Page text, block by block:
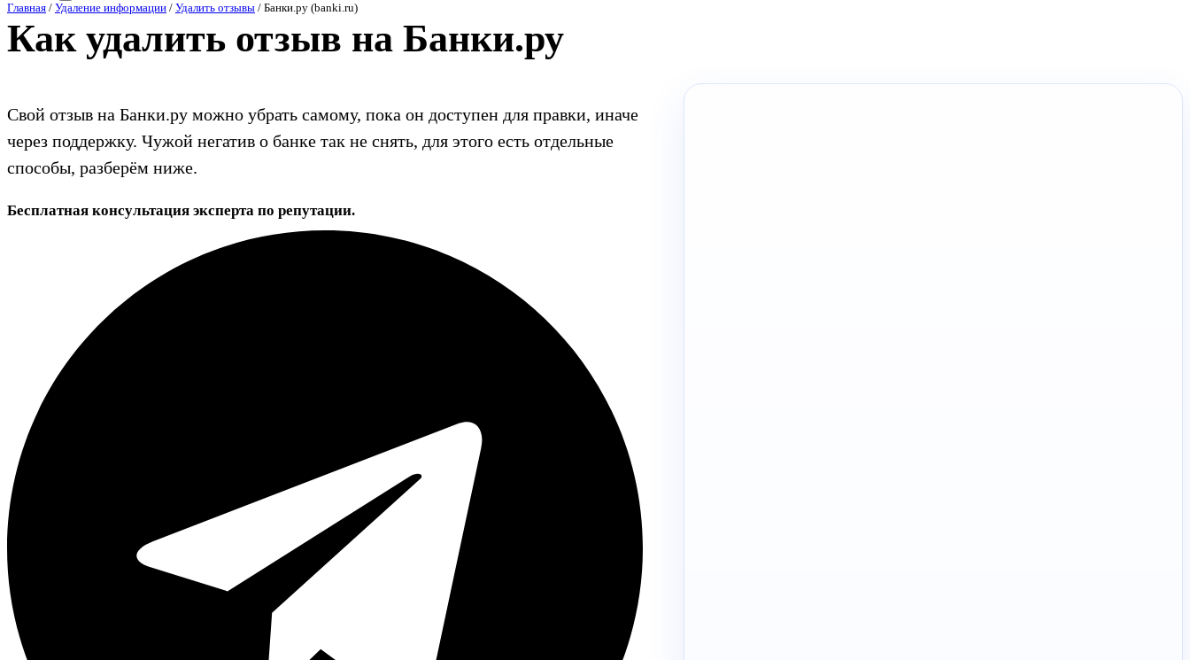
Главная / Удаление информации / Удалить отзывы / Банки.ру (banki.ru)
Как удалить отзыв на Банки.ру
Свой отзыв на Банки.ру можно убрать самому, пока он доступен для правки, иначе
через поддержку. Чужой негатив о банке так не снять, для этого есть отдельные
способы, разберём ниже.
Бесплатная консультация эксперта по репутации.